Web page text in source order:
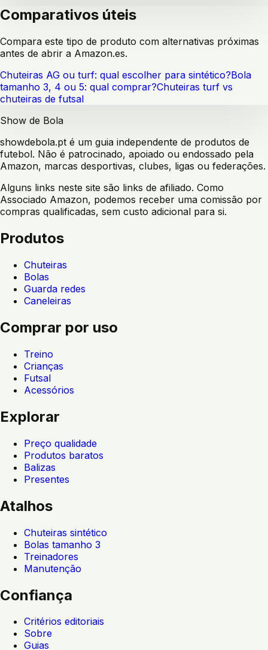
Comparativos úteis
Compara este tipo de produto com alternativas próximas
antes de abrir a Amazon.es.
Chuteiras AG ou turf: qual escolher para sintético?Bola
tamanho 3, 4 ou 5: qual comprar?Chuteiras turf vs
chuteiras de futsal
Show de Bola
showdebola.pt é um guia independente de produtos de
futebol. Não é patrocinado, apoiado ou endossado pela
Amazon, marcas desportivas, clubes, ligas ou federações.
Alguns links neste site são links de afiliado. Como
Associado Amazon, podemos receber uma comissão por
compras qualificadas, sem custo adicional para si.
Produtos
Chuteiras
Bolas
Guarda redes
Caneleiras
Comprar por uso
Treino
Crianças
Futsal
Acessórios
Explorar
Preço qualidade
Produtos baratos
Balizas
Presentes
Atalhos
Chuteiras sintético
Bolas tamanho 3
Treinadores
Manutenção
Confiança
Critérios editoriais
Sobre
Guias